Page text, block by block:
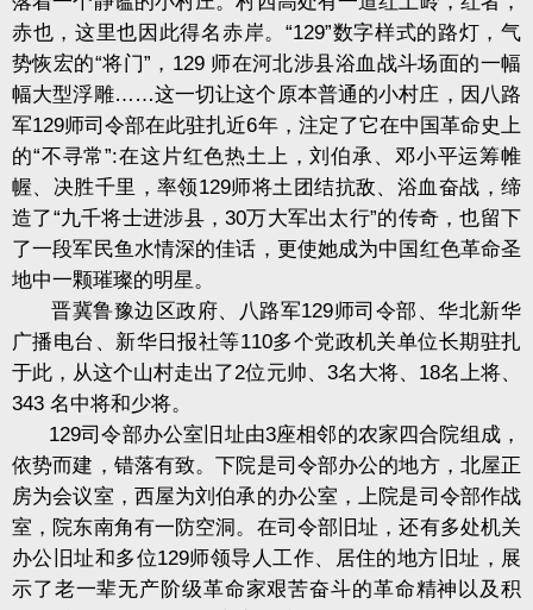
赤也，这里也因此得名赤岸。“129”数字样式的路灯，气
势恢宏的“将门”，129 师在河北涉县浴血战斗场面的一幅
幅大型浮雕……这一切让这个原本普通的小村庄，因八路
军129师司令部在此驻扎近6年，注定了它在中国革命史上
的“不寻常”:在这片红色热土上，刘伯承、邓小平运筹帷
幄、决胜千里，率领129师将土团结抗敌、浴血奋战，缔
造了“九千将士进涉县，30万大军出太行”的传奇，也留下
了一段军民鱼水情深的佳话，更使她成为中国红色革命圣
地中一颗璀璨的明星。
晋冀鲁豫边区政府、八路军129师司令部、华北新华
广播电台、新华日报社等110多个党政机关单位长期驻扎
于此，从这个山村走出了2位元帅、3名大将、18名上将、
343 名中将和少将。
129司令部办公室旧址由3座相邻的农家四合院组成，
依势而建，错落有致。下院是司令部办公的地方，北屋正
房为会议室，西屋为刘伯承的办公室，上院是司令部作战
室，院东南角有一防空洞。在司令部旧址，还有多处机关
办公旧址和多位129师领导人工作、居住的地方旧址，展
示了老一辈无产阶级革命家艰苦奋斗的革命精神以及积